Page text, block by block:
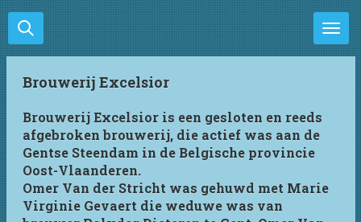
Ga
direct
naar
hoofdinhoud
Brouwerij Excelsior
Brouwerij Excelsior is een gesloten en reeds
afgebroken brouwerij, die actief was aan de
Gentse Steendam in de Belgische provincie
Oost-Vlaanderen.
Omer Van der Stricht was gehuwd met Marie
Virginie Gevaert die weduwe was van